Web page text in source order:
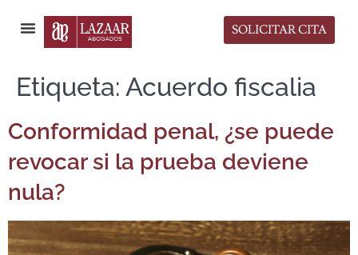
SOLICITAR CITA
Etiqueta: Acuerdo fiscalia
Conformidad penal, ¿se puede
revocar si la prueba deviene
nula?